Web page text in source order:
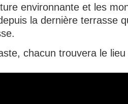
environnante et les
la dernière terrasse
.
chacun trouvera le